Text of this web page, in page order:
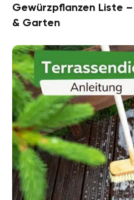
Gewürzpflanzen Liste
& Garten